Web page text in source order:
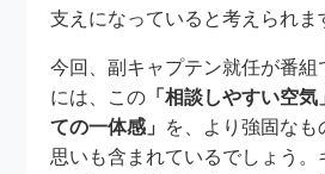
支えになっていると考えられま
今回、副キャプテン就任が番組
には、この 「相談しやすい空
ての一体感」 を、より強固なも
思いも含まれているでしょう。